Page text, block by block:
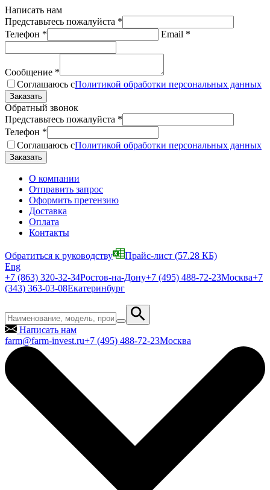
Написать нам
Представьтесь пожалуйста *
Телефон * Email *
Сообщение *
Соглашаюсь сПолитикой обработки персональных данных
Обратный звонок
Представьтесь пожалуйста *
Телефон *
Соглашаюсь сПолитикой обработки персональных данных
О компании
Отправить запрос
Оформить претензию
Доставка
Оплата
Контакты
Обратиться к руководству Прайс-лист (57.28 КБ)
Eng
+7 (863) 320-32-34Ростов-на-Дону+7 (495) 488-72-23Москва+7
(343) 363-03-08Екатеринбург
Написать нам
farm@farm-invest.ru+7 (495) 488-72-23Москва